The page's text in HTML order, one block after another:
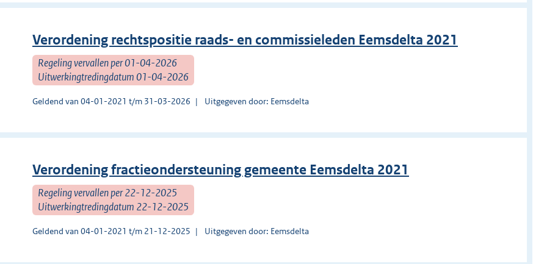
Verordening rechtspositie raads- en commissieleden Eemsdelta 2021
Regeling vervallen per 01-04-2026
Uitwerkingtredingdatum 01-04-2026
Geldend van 04-01-2021 t/m 31-03-2026 Uitgegeven door: Eemsdelta
Verordening fractieondersteuning gemeente Eemsdelta 2021
Regeling vervallen per 22-12-2025
Uitwerkingtredingdatum 22-12-2025
Geldend van 04-01-2021 t/m 21-12-2025 Uitgegeven door: Eemsdelta